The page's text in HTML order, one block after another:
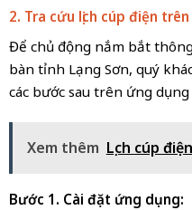
2. Tra cứu lịch cúp điện trên
Để chủ động nắm bắt
bàn tỉnh Lạng Sơn, quý
các bước sau trên ứng dụng
Xem thêm Lịch cúp
Bước 1. Cài đặt ứng dụng: